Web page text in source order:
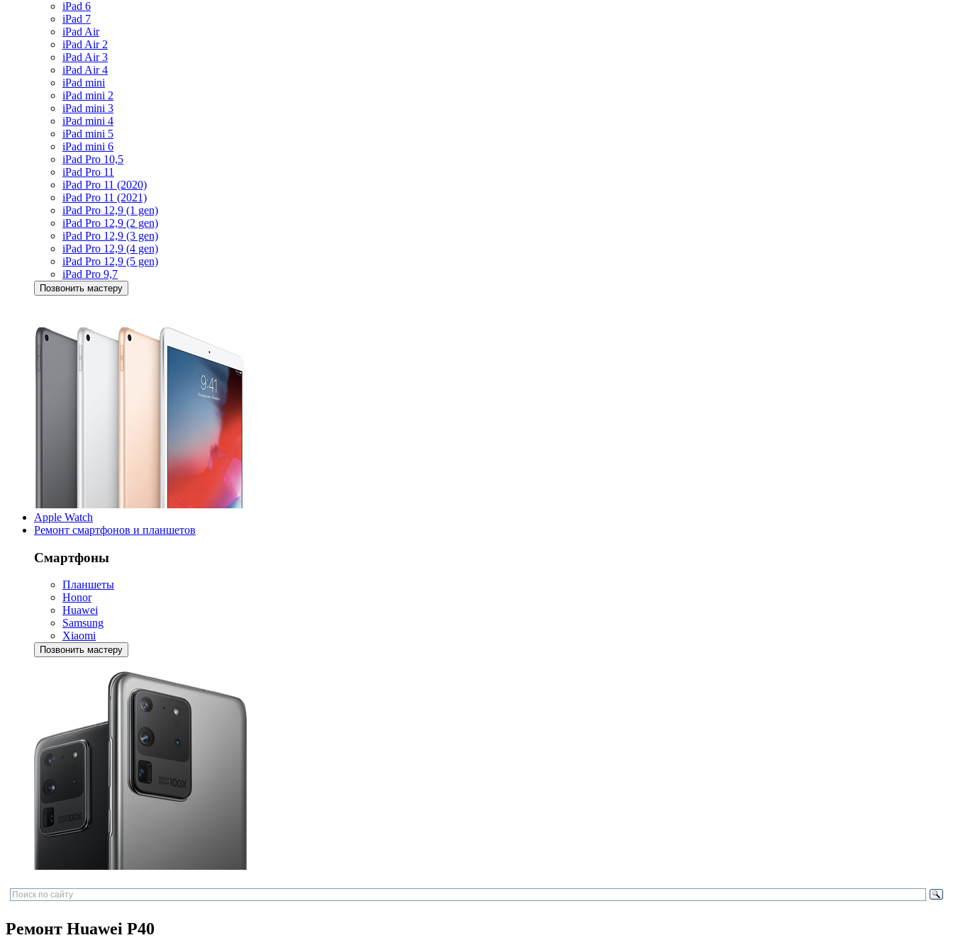
iPad 6
iPad 7
iPad Air
iPad Air 2
iPad Air 3
iPad Air 4
iPad mini
iPad mini 2
iPad mini 3
iPad mini 4
iPad mini 5
iPad mini 6
iPad Pro 10,5
iPad Pro 11
iPad Pro 11 (2020)
iPad Pro 11 (2021)
iPad Pro 12,9 (1 gen)
iPad Pro 12,9 (2 gen)
iPad Pro 12,9 (3 gen)
iPad Pro 12,9 (4 gen)
iPad Pro 12,9 (5 gen)
iPad Pro 9,7
Позвонить мастеру
Apple Watch
Ремонт смартфонов и планшетов
Смартфоны
Планшеты
Honor
Huawei
Samsung
Xiaomi
Позвонить мастеру
Ремонт Huawei P40